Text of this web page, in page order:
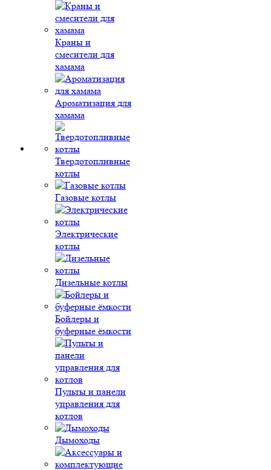
Краны и
смесители для
хамама
Ароматизация для
хамама
Твердотопливные
котлы
Газовые котлы
Электрические
котлы
Дизельные котлы
Бойлеры и
буферные ёмкости
Пульты и панели
управления для
котлов
Дымоходы